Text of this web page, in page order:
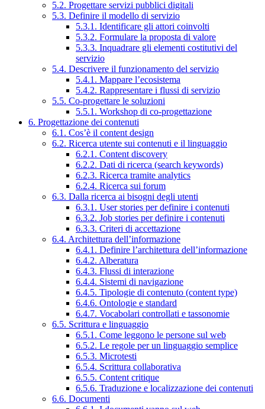
5.2. Progettare servizi pubblici digitali
5.3. Definire il modello di servizio
5.3.1. Identificare gli attori coinvolti
5.3.2. Formulare la proposta di valore
5.3.3. Inquadrare gli elementi costitutivi del
servizio
5.4. Descrivere il funzionamento del servizio
5.4.1. Mappare l’ecosistema
5.4.2. Rappresentare i flussi di servizio
5.5. Co-progettare le soluzioni
5.5.1. Workshop di co-progettazione
6. Progettazione dei contenuti
6.1. Cos’è il content design
6.2. Ricerca utente sui contenuti e il linguaggio
6.2.1. Content discovery
6.2.2. Dati di ricerca (search keywords)
6.2.3. Ricerca tramite analytics
6.2.4. Ricerca sui forum
6.3. Dalla ricerca ai bisogni degli utenti
6.3.1. User stories per definire i contenuti
6.3.2. Job stories per definire i contenuti
6.3.3. Criteri di accettazione
6.4. Architettura dell’informazione
6.4.1. Definire l’architettura dell’informazione
6.4.2. Alberatura
6.4.3. Flussi di interazione
6.4.4. Sistemi di navigazione
6.4.5. Tipologie di contenuto (content type)
6.4.6. Ontologie e standard
6.4.7. Vocabolari controllati e tassonomie
6.5. Scrittura e linguaggio
6.5.1. Come leggono le persone sul web
6.5.2. Le regole per un linguaggio semplice
6.5.3. Microtesti
6.5.4. Scrittura collaborativa
6.5.5. Content critique
6.5.6. Traduzione e localizzazione dei contenuti
6.6. Documenti